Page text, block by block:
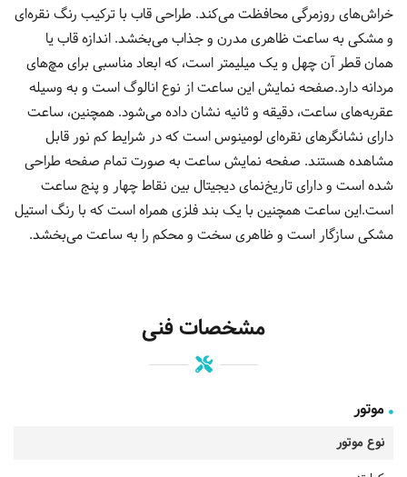
خراش‌های روزمرگی محافظت می‌کند. طراحی قاب با ترکیب رنگ نقره‌ای
و مشکی به ساعت ظاهری مدرن و جذاب می‌بخشد. اندازه قاب یا
همان قطر آن چهل و یک میلیمتر است، که ابعاد مناسبی برای مچ‌های
مردانه دارد.صفحه نمایش این ساعت از نوع انالوگ است و به وسیله
عقربه‌های ساعت، دقیقه و ثانیه نشان داده می‌شود. همچنین، ساعت
دارای نشانگرهای نقره‌ای لومینوس است که در شرایط کم نور قابل
مشاهده هستند. صفحه نمایش ساعت به صورت تمام صفحه طراحی
شده است و دارای تاریخ‌نمای دیجیتال بین نقاط چهار و پنج ساعت
است.این ساعت همچنین با یک بند فلزی همراه است که با رنگ استیل
مشکی سازگار است و ظاهری سخت و محکم را به ساعت می‌بخشد.
مشخصات فنی
موتور
نوع موتور